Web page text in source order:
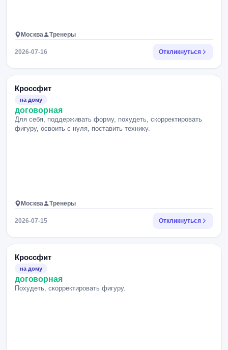
Москва Тренеры
2026-07-16 Откликнуться
Кроссфит
на дому
договорная
Для себя, поддерживать форму, похудеть, скорректировать
фигуру, освоить с нуля, поставить технику.
Москва Тренеры
2026-07-15 Откликнуться
Кроссфит
на дому
договорная
Похудеть, скорректировать фигуру.